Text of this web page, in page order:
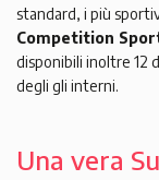
standard, i più
Competition
disponibili inoltre 12
degli gli interni.
Una vera